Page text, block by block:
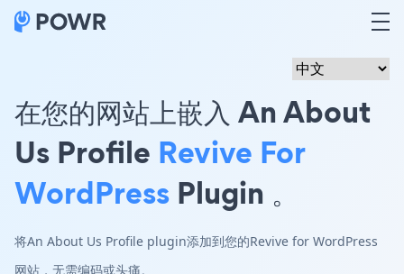
在您的网站上嵌入 An About
Us Profile Revive For
WordPress Plugin 。
将An About Us Profile plugin添加到您的Revive for WordPress
网站，无需编码或头痛。